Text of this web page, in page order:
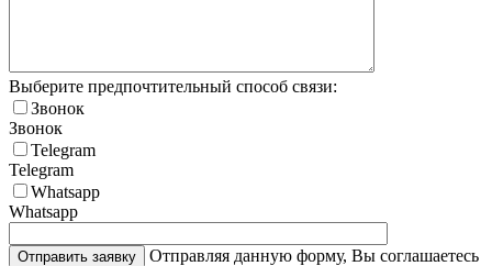
Выберите предпочтительный способ связи:
Звонок
Звонок
Telegram
Telegram
Whatsapp
Whatsapp
Отправляя данную форму, Вы соглашаетесь